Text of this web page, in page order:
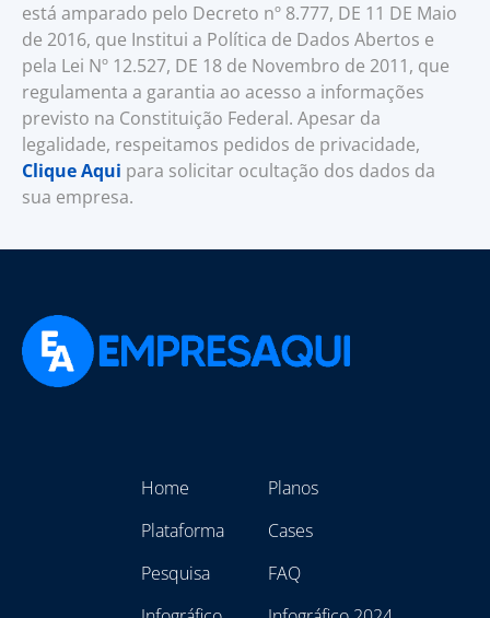
está amparado pelo Decreto nº 8.777, DE 11 DE Maio
de 2016, que Institui a Política de Dados Abertos e
pela Lei Nº 12.527, DE 18 de Novembro de 2011, que
regulamenta a garantia ao acesso a informações
previsto na Constituição Federal. Apesar da
legalidade, respeitamos pedidos de privacidade,
Clique Aqui para solicitar ocultação dos dados da
sua empresa.
Home
Plataforma
Pesquisa
Planos
Cases
FAQ